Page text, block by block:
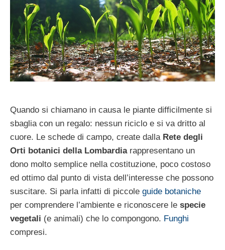
Quando si chiamano in causa le piante difficilmente si
sbaglia con un regalo: nessun riciclo e si va dritto al
cuore. Le schede di campo, create dalla Rete degli
Orti botanici della Lombardiarappresentano un
dono molto semplice nella costituzione, poco costoso
ed ottimo dal punto di vista dell’interesse che possono
suscitare. Si parla infatti di piccole guide botaniche
per comprendere l’ambiente e riconoscere le specie
vegetali (e animali) che lo compongono. Funghi
compresi.